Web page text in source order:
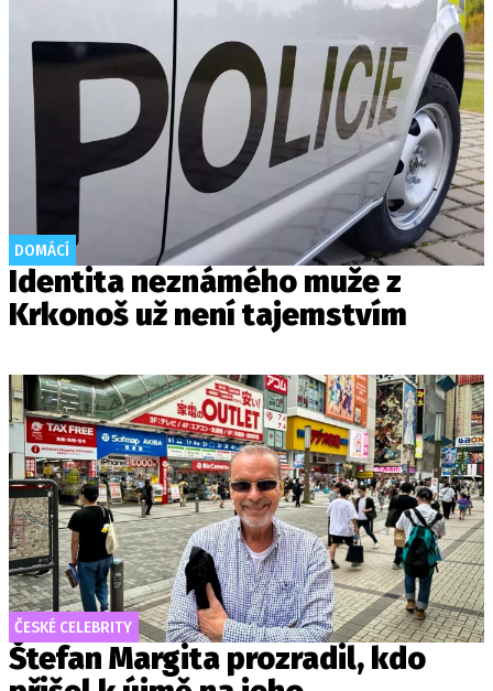
DOMÁCÍ
Identita neznámého muže z
Krkonoš už není tajemstvím
ČESKÉ CELEBRITY
Štefan Margita prozradil, kdo